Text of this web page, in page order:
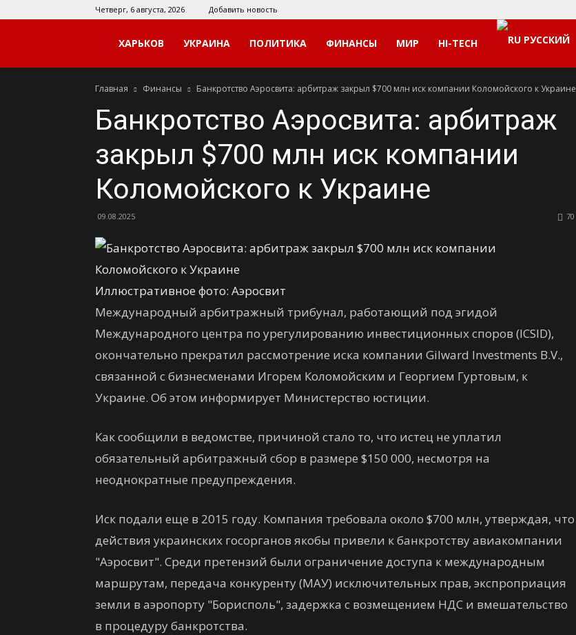
Четверг, 6 августа, 2026 Добавить новость
Мой
Харьков
ХАРЬКОВ УКРАИНА ПОЛИТИКА ФИНАНСЫ МИР HI-TECH РУССКИЙ
Главная Финансы Банкротство Аэросвита: арбитраж закрыл $700 млн иск компании Коломойского к Украине
Банкротство Аэросвита: арбитраж
закрыл $700 млн иск компании
Коломойского к Украине
09.08.2025 70
Иллюстративное фото: Аэросвит
Международный арбитражный трибунал, работающий под эгидой
Международного центра по урегулированию инвестиционных споров (ICSID),
окончательно прекратил рассмотрение иска компании Gilward Investments B.V.,
связанной с бизнесменами Игорем Коломойским и Георгием Гуртовым, к
Украине. Об этом информирует Министерство юстиции.
Как сообщили в ведомстве, причиной стало то, что истец не уплатил
обязательный арбитражный сбор в размере $150 000, несмотря на
неоднократные предупреждения.
Иск подали еще в 2015 году. Компания требовала около $700 млн, утверждая, что
действия украинских госорганов якобы привели к банкротству авиакомпании
"Аэросвит". Среди претензий были ограничение доступа к международным
маршрутам, передача конкуренту (МАУ) исключительных прав, экспроприация
земли в аэропорту "Борисполь", задержка с возмещением НДС и вмешательство
в процедуру банкротства.